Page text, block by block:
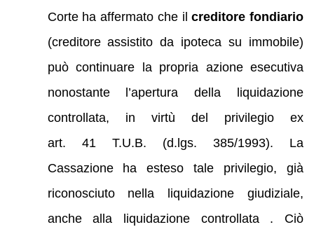
Corte ha affermato che ilcreditore fondiario
(creditore assistito da ipoteca su immobile)
può continuare la propria azione esecutiva
nonostante l’apertura della liquidazione
controllata, in virtù del privilegio ex
art. 41 T.U.B. (d.lgs. 385/1993). La
Cassazione ha esteso tale privilegio, già
riconosciuto nella liquidazione giudiziale,
anche alla liquidazione controllata . Ciò